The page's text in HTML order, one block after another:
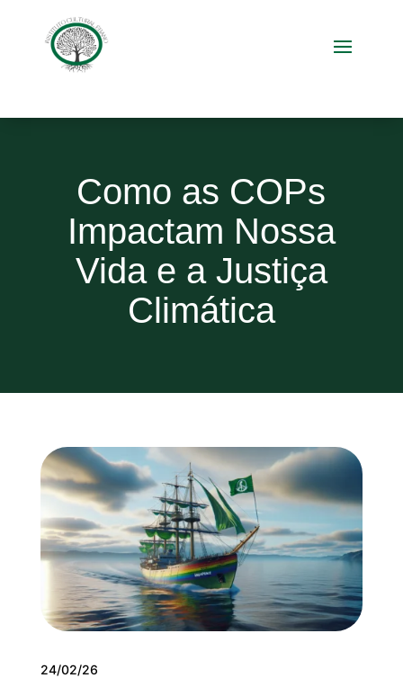
Como as COPs
Impactam Nossa
Vida e a Justiça
Climática
24/02/26